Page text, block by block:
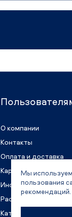
О компании
Контакты
Оплата и доставка
Карьера
Информация для
Раскрытие
Каталоги и
Мы
пользования
рекомендаций.